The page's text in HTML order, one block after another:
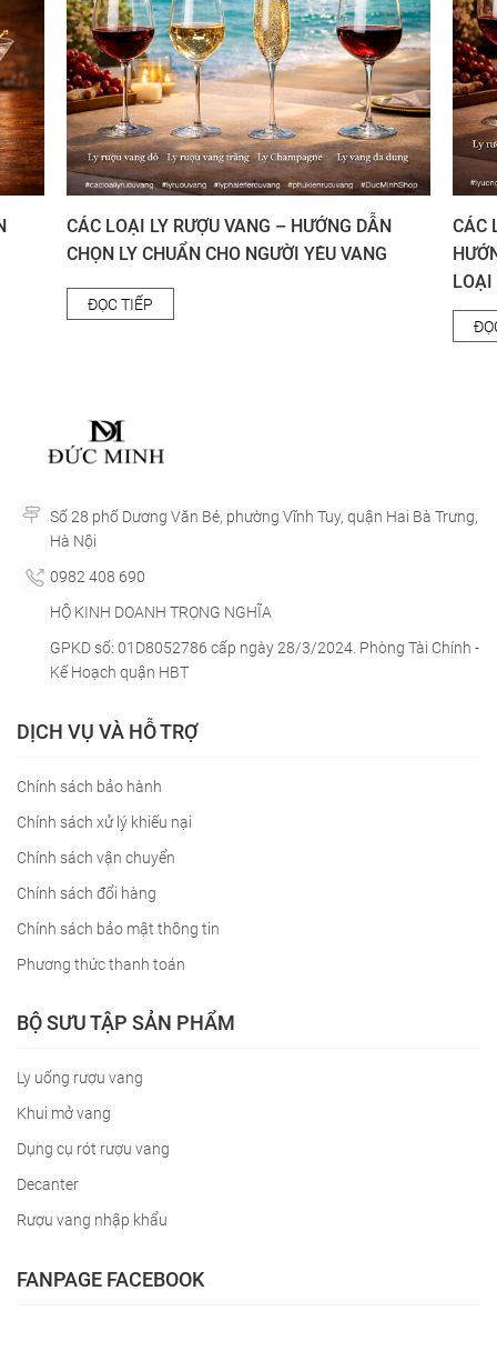
CÁC LOẠI LY RƯỢU VANG – HƯỚNG DẪN
CHỌN LY CHUẨN CHO NGƯỜI YÊU VANG
ĐỌC TIẾP
CÁC
Số 28 phố Dương Văn Bé, phường Vĩnh Tuy, quận Hai Bà Trưng,
Hà Nội
0982 408 690
HỘ KINH DOANH TRỌNG NGHĨA
GPKD số: 01D8052786 cấp ngày 28/3/2024. Phòng Tài Chính -
Kế Hoạch quận HBT
DỊCH VỤ VÀ HỖ TRỢ
Chính sách bảo hành
Chính sách xử lý khiếu nại
Chính sách vận chuyển
Chính sách đổi hàng
Chính sách bảo mật thông tin
Phương thức thanh toán
BỘ SƯU TẬP SẢN PHẨM
Ly uống rượu vang
Khui mở vang
Dụng cụ rót rượu vang
Decanter
Rượu vang nhập khẩu
FANPAGE FACEBOOK